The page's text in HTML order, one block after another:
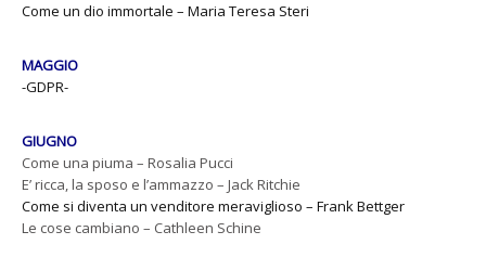
Come un dio immortale – Maria Teresa Steri
MAGGIO
-GDPR-
GIUGNO
Come una piuma – Rosalia Pucci
E’ ricca, la sposo e l’ammazzo – Jack Ritchie
Come si diventa un venditore meraviglioso – Frank Bettger
Le cose cambiano – Cathleen Schine